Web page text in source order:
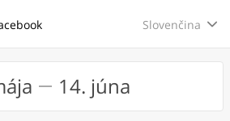
Slovenčina
14. júna